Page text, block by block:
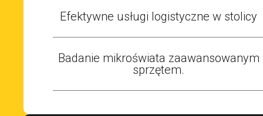
Efektywne usługi logistyczne w stolicy
Badanie mikroświata zaawansowanym
sprzętem.